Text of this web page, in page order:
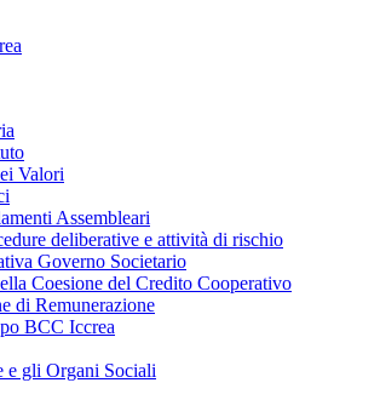
Valori
Assembleari
deliberative e attività di rischio
Governo Societario
Coesione del Credito Cooperativo
di Remunerazione
BCC Iccrea
e gli Organi Sociali